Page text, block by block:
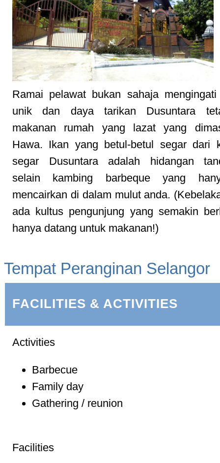
Ramai pelawat bukan sahaja mengingati
unik dan daya tarikan Dusuntara
makanan rumah yang lazat yang
Hawa. Ikan yang betul-betul segar dari
segar Dusuntara adalah hidangan
selain kambing barbeque yang
mencairkan di dalam mulut anda.
ada kultus pengunjung yang semakin
hanya datang untuk makanan!)
Tempat Peranginan Selangor
FACILITIES & ACTIVITIES
Activities
Barbecue
Family day
Gathering / reunion
Facilities